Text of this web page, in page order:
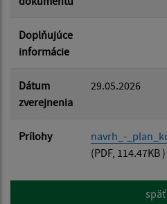
Doplňujúce
informácie
Dátum
zverejnenia
29.05.2026
Prílohy
navrh_-
(PDF, 114.47KB )
späť